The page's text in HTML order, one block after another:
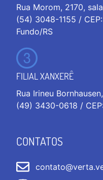
Rua Morom, 2170,
(54) 3048-1155 /
Fundo/RS
FILIAL XANXERÊ
Rua Irineu
(49) 3430-0618 /
CONTATOS